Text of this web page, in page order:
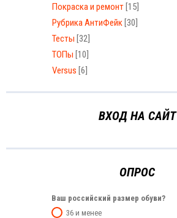
Покраска и ремонт [15]
Рубрика АнтиФейк [30]
Тесты [32]
ТОПы [10]
Versus [6]
ВХОД НА САЙТ
ОПРОС
Ваш российский размер обуви?
36 и менее